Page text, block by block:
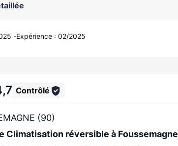
-Expérience :02/2025
Contrôlé
(90)
Climatisation réversible à Foussemagne